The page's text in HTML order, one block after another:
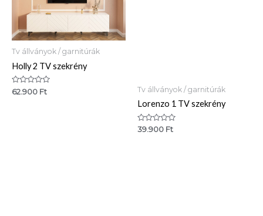
Tv állványok / garnitúrák
Holly 2 TV szekrény
Értékelés:
0
62.900 Ft Tv állványok / garnitúrák
Lorenzo 1 TV szekrény
Értékelés:
39.900 Ft